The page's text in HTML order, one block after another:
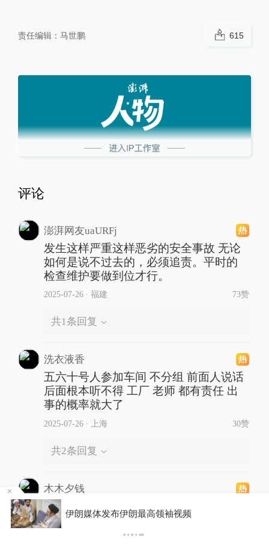
责任编辑： 马世鹏 615
评论
澎湃网友uaURFj
发生这样严重这样恶劣的安全事故 无论
如何是说不过去的，必须追责。平时的
检查维护要做到位才行。
2025-07-26∙ 福建 73赞
共1条回复
洗衣液香
五六十号人参加车间 不分组 前面人说话
后面根本听不得 工厂 老师 都有责任 出
事的概率就大了
2025-07-26∙ 上海 30赞
共2条回复
木木夕钱
这种场景在旅游景点的栈道上经常看
到：狭窄的参观通道上，站着几十几百
几千个人…强烈建议媒体提前介入，请
你有权知道更多
下载澎湃新闻客户端